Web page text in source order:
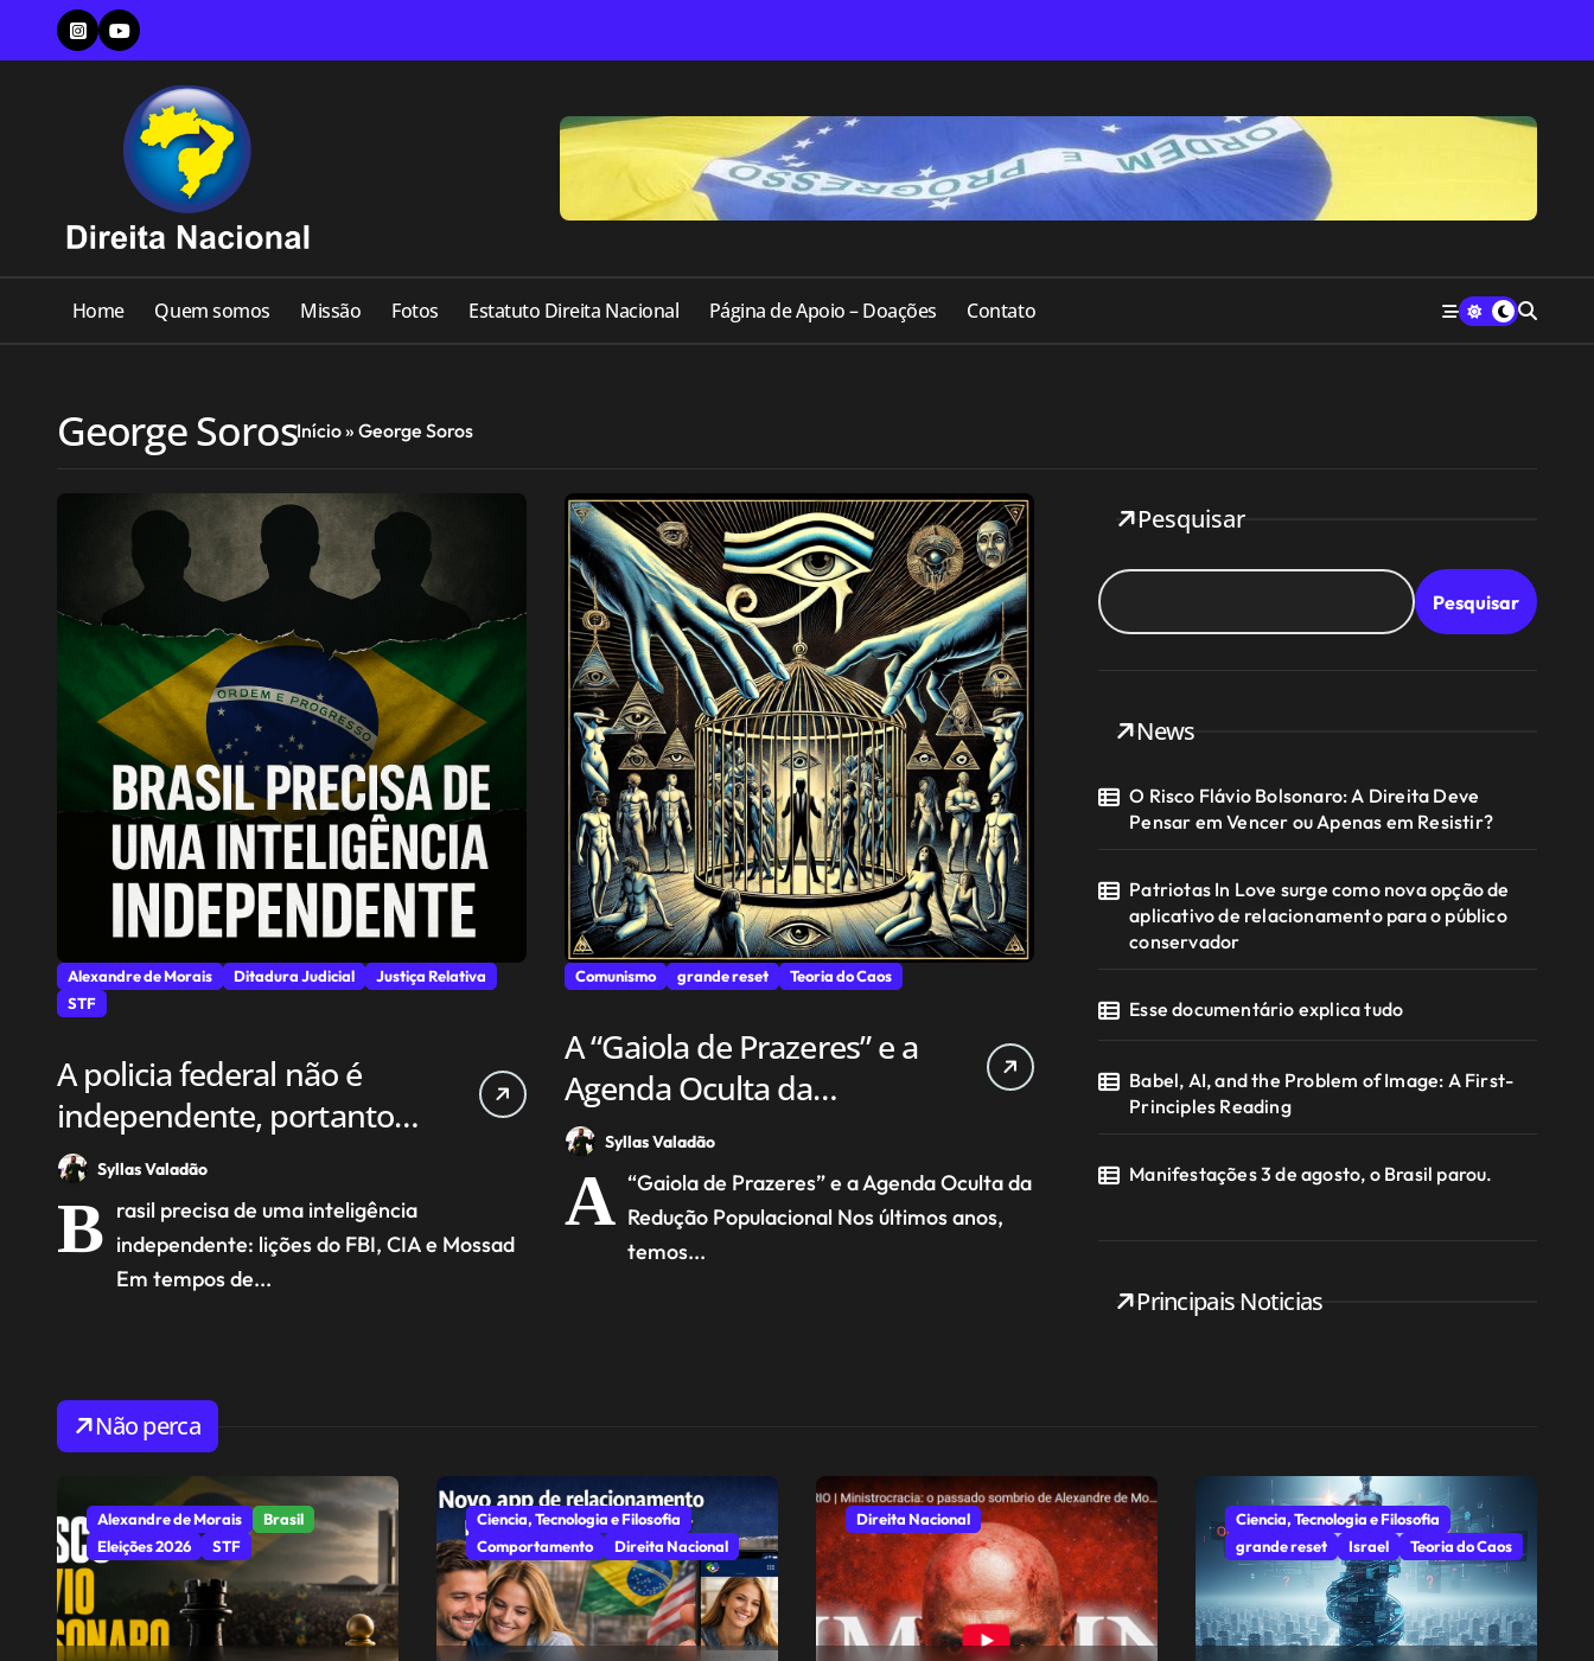
content
Home Quem somos Missão Fotos Estatuto Direita Nacional Página de Apoio – Doações Contato
George SorosInício»George Soros
Alexandre de Morais Ditadura Judicial
Justiça Relativa
STF
A policia federal não é
independente, portanto é
submissa e só investiga os
pobres.
Syllas Valadão
B rasil precisa de uma inteligência
independente: lições do FBI, CIA e Mossad
Em tempos de...
Comunismo grande reset Teoria do Caos
A “Gaiola de Prazeres” e a
Agenda Oculta da
Redução Populacional
Syllas Valadão
A “Gaiola de Prazeres” e a Agenda Oculta da
Redução Populacional Nos últimos anos,
temos...
Pesquisar
Pesquisar
News
O Risco Flávio Bolsonaro: A Direita Deve
Pensar em Vencer ou Apenas em Resistir?
Patriotas In Love surge como nova opção de
aplicativo de relacionamento para o público
conservador
Esse documentário explica tudo
Babel, AI, and the Problem of Image: A First-
Principles Reading
Manifestações 3 de agosto, o Brasil parou.
Principais Noticias
Não perca
Alexandre de Morais
Brasil
Eleições 2026
STF
Ciencia, Tecnologia e Filosofia
Comportamento
Direita Nacional
Direita Nacional
Ciencia, Tecnologia e Filosofia
grande reset
Israel Teoria do Caos